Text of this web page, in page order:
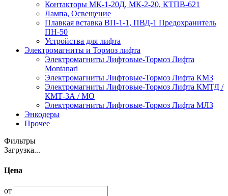
Контакторы МК-1-20Д, МК-2-20, КТПВ-621
Лампа, Освещение
Плавкая вставка ВП-1-1, ПВД-1 Предохранитель
ПН-50
Устройства для лифта
Электромагниты и Тормоз лифта
Электромагниты Лифтовые-Тормоз Лифта
Montanari
Электромагниты Лифтовые-Тормоз Лифта КМЗ
Электромагниты Лифтовые-Тормоз Лифта КМТД /
КМТ-3А / МО
Электромагниты Лифтовые-Тормоз Лифта МЛЗ
Энкодеры
Прочее
Фильтры
Загрузка...
Цена
от